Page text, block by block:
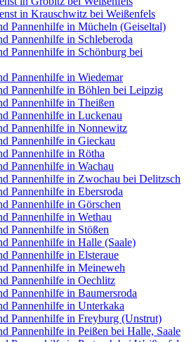
in Krauschwitz bei Weißenfels
Pannenhilfe in Mücheln (Geiseltal)
Pannenhilfe in Schleberoda
Pannenhilfe in Schönburg bei
Pannenhilfe in Wiedemar
Pannenhilfe in Böhlen bei Leipzig
Pannenhilfe in Theißen
Pannenhilfe in Luckenau
Pannenhilfe in Nonnewitz
Pannenhilfe in Gieckau
Pannenhilfe in Rötha
Pannenhilfe in Wachau
Pannenhilfe in Zwochau bei Delitzsch
Pannenhilfe in Ebersroda
Pannenhilfe in Görschen
Pannenhilfe in Wethau
Pannenhilfe in Stößen
Pannenhilfe in Halle (Saale)
Pannenhilfe in Elsteraue
Pannenhilfe in Meineweh
Pannenhilfe in Oechlitz
Pannenhilfe in Baumersroda
Pannenhilfe in Unterkaka
Pannenhilfe in Freyburg (Unstrut)
Pannenhilfe in Peißen bei Halle, Saale